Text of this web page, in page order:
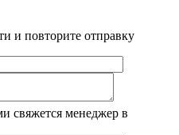
и повторите отправку
свяжется менеджер в